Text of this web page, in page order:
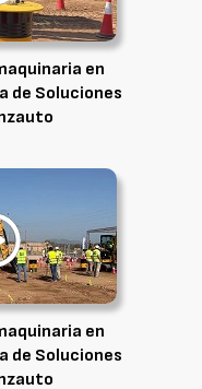
en
de Soluciones
en
de Soluciones